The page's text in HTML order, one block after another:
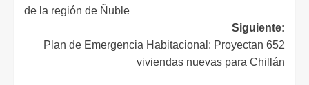
de la región de Ñuble
Siguiente:
Plan de Emergencia Habitacional: Proyectan 652
viviendas nuevas para Chillán